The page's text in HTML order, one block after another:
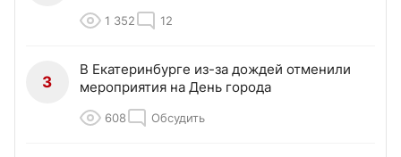
1 352 12
3
В Екатеринбурге из-за дождей отменили
мероприятия на День города
608 Обсудить